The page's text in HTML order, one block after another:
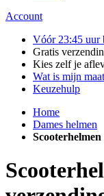
Account
Vóór 23:45 uur
Gratis
Kies zelf je
Wat is mijn
Keuzehulp
Home
Dames helmen
Scooterhelmen